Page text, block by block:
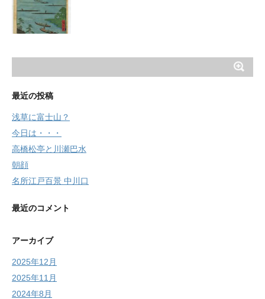
最近の投稿
浅草に富士山？
今日は・・・
高橋松亭と川瀬巴水
朝顔
名所江戸百景 中川口
最近のコメント
アーカイブ
2025年12月
2025年11月
2024年8月